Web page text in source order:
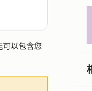
可以包含您